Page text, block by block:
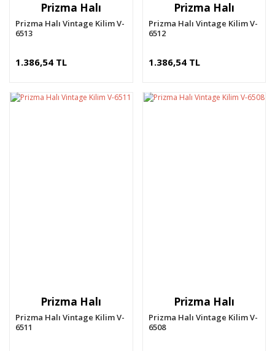
Prizma Halı
Prizma Halı Vintage Kilim V-
6513
1.386,54 TL
Prizma Halı
Prizma Halı Vintage Kilim V-
6512
1.386,54 TL
Prizma Halı
Prizma Halı Vintage Kilim V-
6511
Prizma Halı
Prizma Halı Vintage Kilim V-
6508